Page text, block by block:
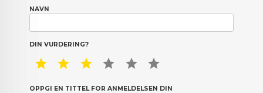
NAVN
DIN VURDERING?
1 STAR2 STAR3 STAR4 STAR5 STAR
OPPGI EN TITTEL FOR ANMELDELSEN DIN